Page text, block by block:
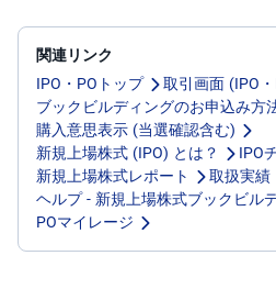
関連リンク
IPO・POトップ
取引画面 (IPO
ブックビルディングのお申込み方
購入意思表示 (当選確認含む)
新規上場株式 (IPO) とは？
IPO
新規上場株式レポート
取扱実績
ヘルプ - 新規上場株式ブックビル
POマイレージ